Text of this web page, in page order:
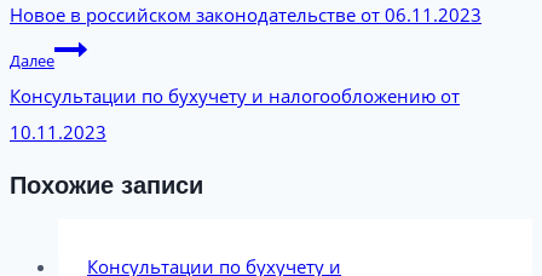
Новое в российском законодательстве от 06.11.2023
Далее
Консультации по бухучету и налогообложению от
10.11.2023
Похожие записи
Консультации по бухучету и